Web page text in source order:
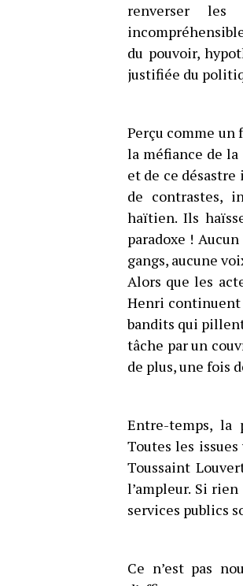
renverser les
du pouvoir,
justifiée du
Perçu comme un
la méfiance de
et de ce
de contrastes,
haïtien. Ils
paradoxe !
gangs, aucune
Alors que les
Henri continuent
bandits qui
tâche par un
de plus, une fois
Entre-temps, la
Toutes les
Toussaint
l’ampleur. Si
services publics
Ce n’est pas